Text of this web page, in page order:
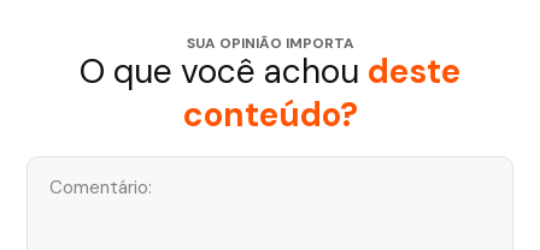
SUA OPINIÃO IMPORTA
O que você achou deste
conteúdo?